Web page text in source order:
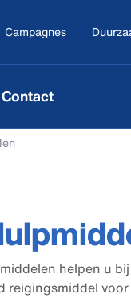
Campagnes
Contact
helpen u
reigingsmiddel